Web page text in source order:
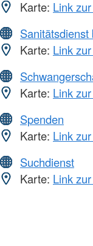
Karte: Link
Sanitätsdienst
Karte: Link
Karte: Link
Spenden
Karte: Link
Suchdienst
Karte: Link